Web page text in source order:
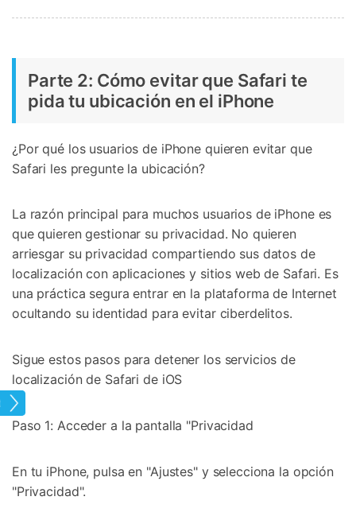
Parte 2: Cómo evitar que Safari te
pida tu ubicación en el iPhone
¿Por qué los usuarios de iPhone quieren evitar que
Safari les pregunte la ubicación?
La razón principal para muchos usuarios de iPhone es
que quieren gestionar su privacidad. No quieren
arriesgar su privacidad compartiendo sus datos de
localización con aplicaciones y sitios web de Safari. Es
una práctica segura entrar en la plataforma de Internet
ocultando su identidad para evitar ciberdelitos.
Sigue estos pasos para detener los servicios de
localización de Safari de iOS
Paso 1: Acceder a la pantalla "Privacidad
En tu iPhone, pulsa en "Ajustes" y selecciona la opción
"Privacidad".